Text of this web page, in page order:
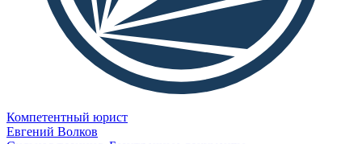
Компетентный юрист
Евгений Волков